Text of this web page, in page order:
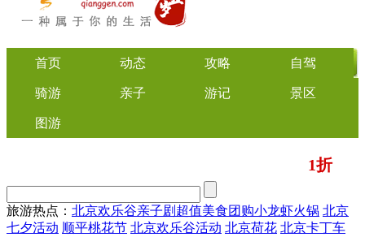
首页 动态 攻略 自驾
骑游 亲子 游记 景区
图游
1折起
旅游热点： 北京欢乐谷亲子剧 超值美食团购小龙虾火锅 北京
七夕活动 顺平桃花节 北京欢乐谷活动 北京荷花 北京卡丁车